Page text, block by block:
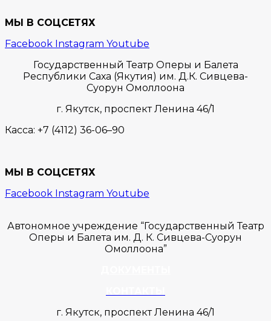
МЫ В СОЦСЕТЯХ
Facebook Instagram Youtube
Государственный Театр Оперы и Балета
Республики Саха (Якутия) им. Д.К. Сивцева-
Суорун Омоллоона
г. Якутск, проспект Ленина 46/1
Касса: +7 (4112) 36-06–90
МЫ В СОЦСЕТЯХ
Facebook Instagram Youtube
Автономное учреждение “Государственный Театр
Оперы и Балета им. Д. К. Сивцева-Суорун
Омоллоона”
г. Якутск, проспект Ленина 46/1